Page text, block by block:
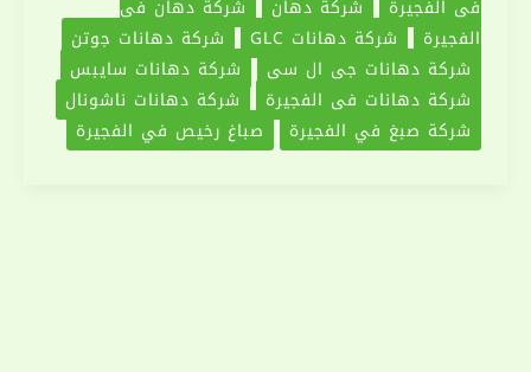
في الفجيرة
شركة دهان
شركة دهان في
الفجيرة
شركة دهانات GLC
شركة دهانات جوتن
شركة دهانات جى ال سى
شركة دهانات سايبس
شركة دهانات في الفجيرة
شركة دهانات ناشونال
شركة صبغ في الفجيرة
صباغ رخيص في الفجيرة